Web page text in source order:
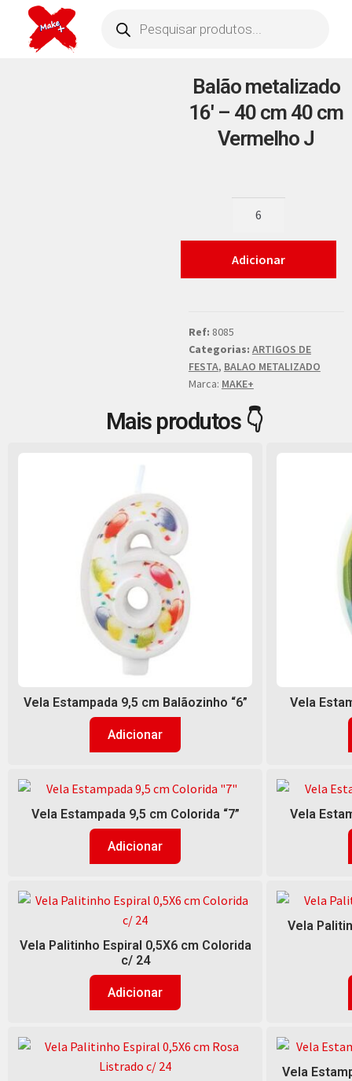
Balão metalizado
16′ – 40 cm 40 cm
Vermelho J
Adicionar
Ref: 8085
Categorias: ARTIGOS DE
FESTA, BALAO METALIZADO
Marca: MAKE+
Vela Estampada 9,5 cm Balãozinho “6”
Adicionar
Vela
Vela Estampada 9,5 cm Colorida “7”
Adicionar
Vela
Vela Palitinho Espiral 0,5X6 cm Colorida
c/ 24
Adicionar
Vela
Vela
Mais produtos 👇